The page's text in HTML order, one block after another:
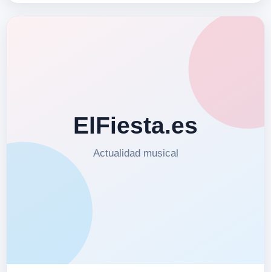
musical.&nbsp;Mezclando distintos